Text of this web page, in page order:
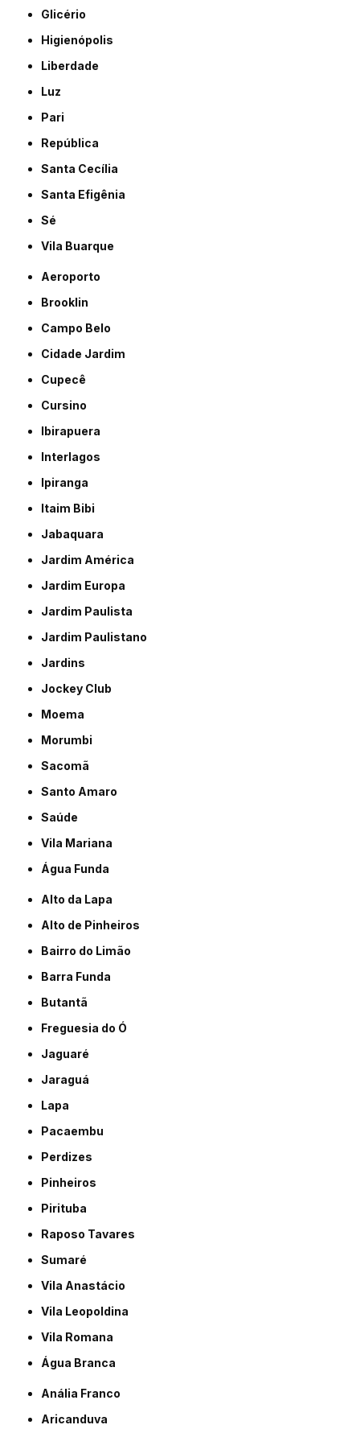
Glicério
Higienópolis
Liberdade
Luz
Pari
República
Santa Cecília
Santa Efigênia
Sé
Vila Buarque
Aeroporto
Brooklin
Campo Belo
Cidade Jardim
Cupecê
Cursino
Ibirapuera
Interlagos
Ipiranga
Itaim Bibi
Jabaquara
Jardim América
Jardim Europa
Jardim Paulista
Jardim Paulistano
Jardins
Jockey Club
Moema
Morumbi
Sacomã
Santo Amaro
Saúde
Vila Mariana
Água Funda
Alto da Lapa
Alto de Pinheiros
Bairro do Limão
Barra Funda
Butantã
Freguesia do Ó
Jaguaré
Jaraguá
Lapa
Pacaembu
Perdizes
Pinheiros
Pirituba
Raposo Tavares
Sumaré
Vila Anastácio
Vila Leopoldina
Vila Romana
Água Branca
Anália Franco
Aricanduva